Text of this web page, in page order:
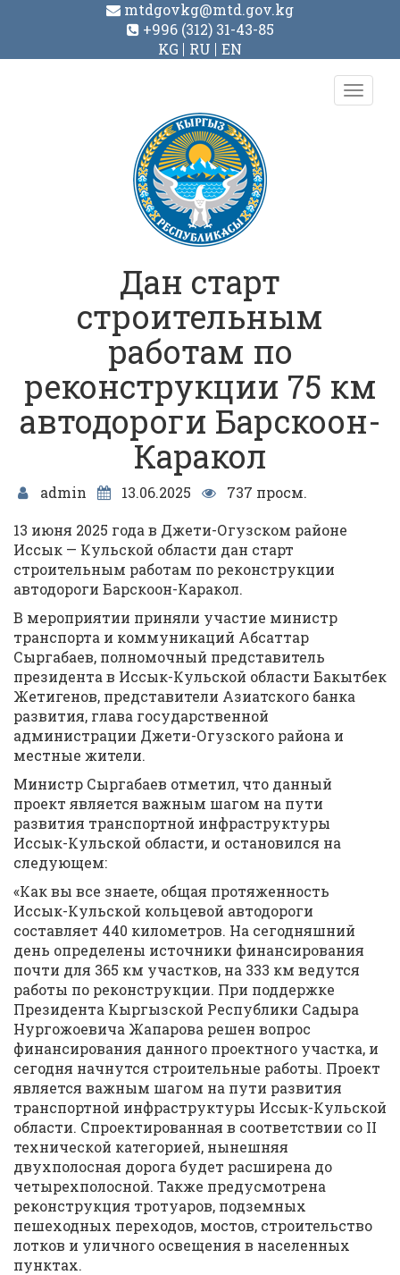
mtdgovkg@mtd.gov.kg
+996 (312) 31-43-85
KG
RU EN
Toggle
Дан старт
строительным
работам по
реконструкции 75 км
автодороги Барскоон-
Каракол
admin 13.06.2025
737 просм.
13 июня 2025 года в Джети-Огузском районе
Иссык — Кульской области дан старт
строительным работам по реконструкции
автодороги Барскоон-Каракол.
В мероприятии приняли участие министр
транспорта и коммуникаций Абсаттар
Сыргабаев, полномочный представитель
президента в Иссык-Кульской области Бакытбек
Жетигенов, представители Азиатского банка
развития, глава государственной
администрации Джети-Огузского района и
местные жители.
Министр Сыргабаев отметил, что данный
проект является важным шагом на пути
развития транспортной инфраструктуры
Иссык-Кульской области, и остановился на
следующем:
«Как вы все знаете, общая протяженность
Иссык-Кульской кольцевой автодороги
составляет 440 километров. На сегодняшний
день определены источники финансирования
почти для 365 км участков, на 333 км ведутся
работы по реконструкции. При поддержке
Президента Кыргызской Республики Садыра
Нургожоевича Жапарова решен вопрос
финансирования данного проектного участка, и
сегодня начнутся строительные работы. Проект
является важным шагом на пути развития
транспортной инфраструктуры Иссык-Кульской
области. Спроектированная в соответствии со II
технической категорией, нынешняя
двухполосная дорога будет расширена до
четырехполосной. Также предусмотрена
реконструкция тротуаров, подземных
пешеходных переходов, мостов, строительство
лотков и уличного освещения в населенных
пунктах.